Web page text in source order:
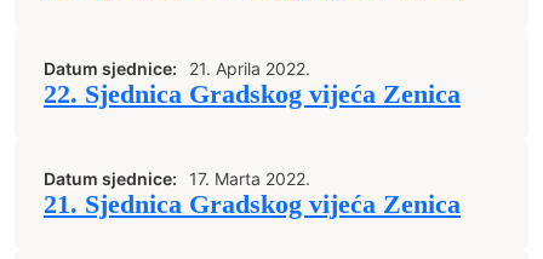
Datum sjednice: 21. Aprila 2022.
22. Sjednica Gradskog vijeća Zenica
Datum sjednice: 17. Marta 2022.
21. Sjednica Gradskog vijeća Zenica